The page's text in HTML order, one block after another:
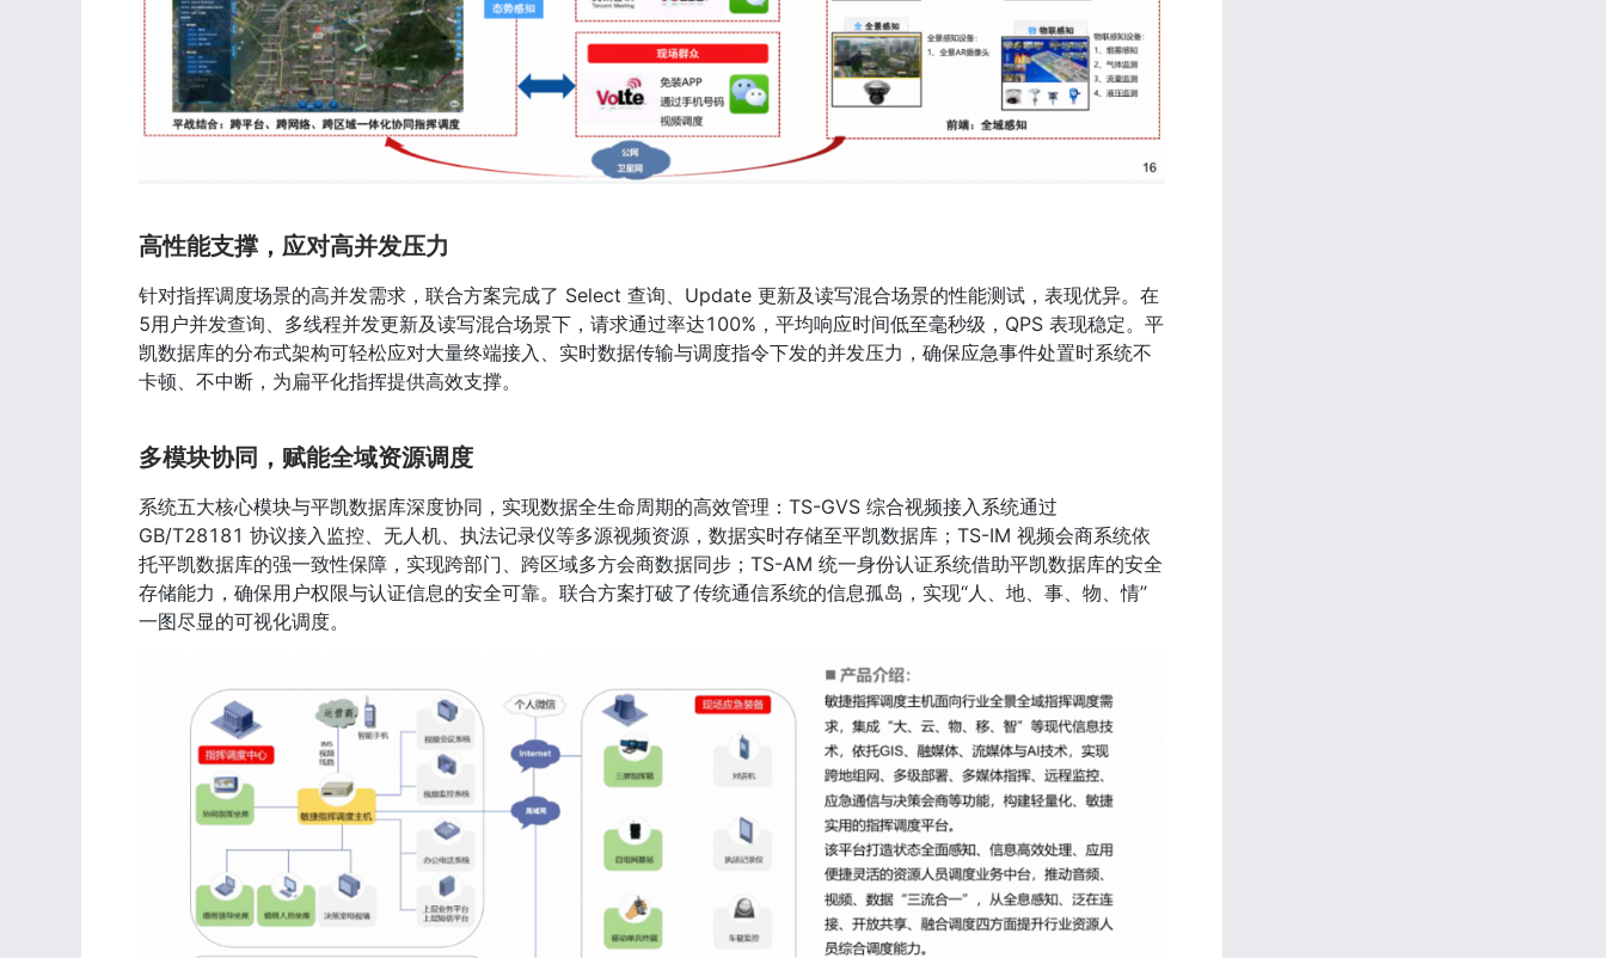
高性能支撑，应对高并发压力
针对指挥调度场景的高并发需求，联合方案完成了 Select 查询、Update 更新及读写混合场景的性能测试，表现优异。在
5用户并发查询、多线程并发更新及读写混合场景下，请求通过率达100%，平均响应时间低至毫秒级，QPS 表现稳定。平
凯数据库的分布式架构可轻松应对大量终端接入、实时数据传输与调度指令下发的并发压力，确保应急事件处置时系统不
卡顿、不中断，为扁平化指挥提供高效支撑。
多模块协同，赋能全域资源调度
系统五大核心模块与平凯数据库深度协同，实现数据全生命周期的高效管理：TS-GVS 综合视频接入系统通过
GB/T28181 协议接入监控、无人机、执法记录仪等多源视频资源，数据实时存储至平凯数据库；TS-IM 视频会商系统依
托平凯数据库的强一致性保障，实现跨部门、跨区域多方会商数据同步；TS-AM 统一身份认证系统借助平凯数据库的安全
存储能力，确保用户权限与认证信息的安全可靠。联合方案打破了传统通信系统的信息孤岛，实现“人、地、事、物、情”
一图尽显的可视化调度。